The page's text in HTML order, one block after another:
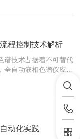
各组分的分离。可以
分离度、选择性和效
上——样品溶液随流动
色谱柱中的迁移速率
程控制技术解析
谱技术占据着不可替代
自动液相色谱仪应运
及生命科学等行业的核
模块的简单叠加，而是
，实现了从样品前处理
讨全自动液相色谱仪的
动液相色谱仪的系统架
常由储液系统、输液
动化实践